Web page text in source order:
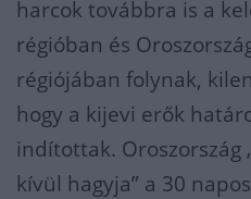
harcok továbbra is a
régióban és
régiójában folynak,
hogy a kijevi erők
indítottak. Oroszország
kívül hagyja” a 30